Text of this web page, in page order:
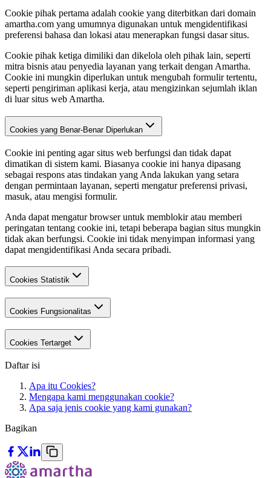
Cookie pihak pertama adalah cookie yang diterbitkan dari domain
amartha.com yang umumnya digunakan untuk mengidentifikasi
preferensi bahasa dan lokasi atau menerapkan fungsi dasar situs.
Cookie pihak ketiga dimiliki dan dikelola oleh pihak lain, seperti
mitra bisnis atau penyedia layanan yang terkait dengan Amartha.
Cookie ini mungkin diperlukan untuk mengubah formulir tertentu,
seperti pengiriman aplikasi kerja, atau mengizinkan sejumlah iklan
di luar situs web Amartha.
Cookies yang Benar-Benar Diperlukan
Cookie ini penting agar situs web berfungsi dan tidak dapat
dimatikan di sistem kami. Biasanya cookie ini hanya dipasang
sebagai respons atas tindakan yang Anda lakukan yang setara
dengan permintaan layanan, seperti mengatur preferensi privasi,
masuk, atau mengisi formulir.
Anda dapat mengatur browser untuk memblokir atau memberi
peringatan tentang cookie ini, tetapi beberapa bagian situs mungkin
tidak akan berfungsi. Cookie ini tidak menyimpan informasi yang
dapat mengidentifikasi Anda secara pribadi.
Cookies Statistik
Cookies Fungsionalitas
Cookies Tertarget
Daftar isi
Apa itu Cookies?
Mengapa kami menggunakan cookie?
Apa saja jenis cookie yang kami gunakan?
Bagikan